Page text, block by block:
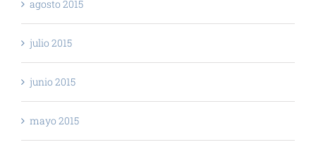
agosto 2015
julio 2015
junio 2015
mayo 2015